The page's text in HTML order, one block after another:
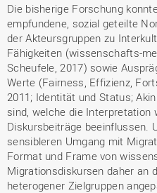
Die bisherige Forschung
empfundene, sozial geteilte
der Akteursgruppen zu
Fähigkeiten (wissenschafts-
Scheufele, 2017) sowie
Werte (Fairness, Effizienz,
2011; Identität und Status;
sind, welche die
Diskursbeiträge beeinflussen.
sensibleren Umgang mit
Format und Frame von
Migrationsdiskursen daher an
heterogener Zielgruppen